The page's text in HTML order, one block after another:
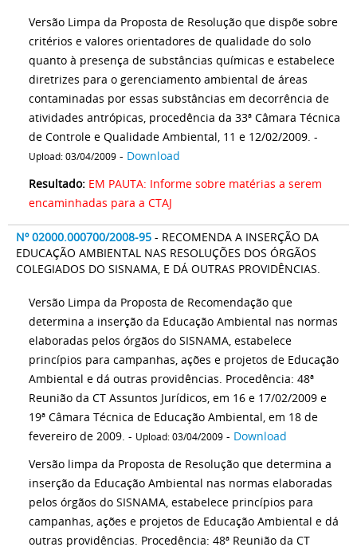
Versão Limpa da Proposta de Resolução que dispõe sobre
critérios e valores orientadores de qualidade do solo
quanto à presença de substâncias químicas e estabelece
diretrizes para o gerenciamento ambiental de áreas
contaminadas por essas substâncias em decorrência de
atividades antrópicas, procedência da 33ª Câmara Técnica
de Controle e Qualidade Ambiental, 11 e 12/02/2009. -
Upload: 03/04/2009 - Download
Resultado: EM PAUTA: Informe sobre matérias a serem
encaminhadas para a CTAJ
Nº 02000.000700/2008-95 - RECOMENDA A INSERÇÃO DA
EDUCAÇÃO AMBIENTAL NAS RESOLUÇÕES DOS ÓRGÃOS
COLEGIADOS DO SISNAMA, E DÁ OUTRAS PROVIDÊNCIAS.
Versão Limpa da Proposta de Recomendação que
determina a inserção da Educação Ambiental nas normas
elaboradas pelos órgãos do SISNAMA, estabelece
princípios para campanhas, ações e projetos de Educação
Ambiental e dá outras providências. Procedência: 48ª
Reunião da CT Assuntos Jurídicos, em 16 e 17/02/2009 e
19ª Câmara Técnica de Educação Ambiental, em 18 de
fevereiro de 2009. - Upload: 03/04/2009 - Download
Versão limpa da Proposta de Resolução que determina a
inserção da Educação Ambiental nas normas elaboradas
pelos órgãos do SISNAMA, estabelece princípios para
campanhas, ações e projetos de Educação Ambiental e dá
outras providências. Procedência: 48ª Reunião da CT